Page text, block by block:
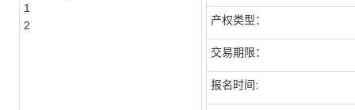
1
2
产权类型：
交易期限：
报名时间: